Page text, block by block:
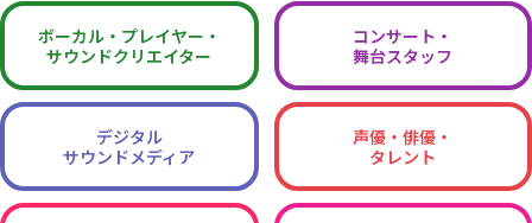
ボーカル・ プレイヤー・
サウンドクリエイター
コンサート・
舞台スタッフ
デジタル
サウンドメディア
声優・俳優・
タレント